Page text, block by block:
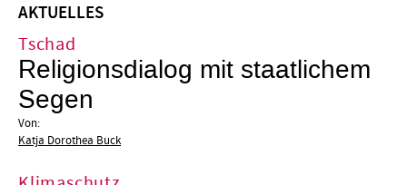
AKTUELLES
Tschad
Religionsdialog mit staatlichem
Segen
Von:
Katja Dorothea Buck